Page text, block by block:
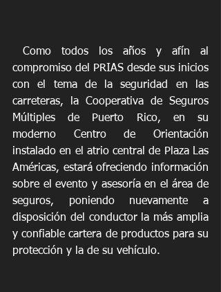
compromiso del PRIAS desde sus inicios
con el tema de la seguridad en las
carreteras, la Cooperativa de Seguros
Múltiples de Puerto Rico, en su
moderno Centro de Orientación
instalado en el atrio central de Plaza Las
Américas, estará ofreciendo información
sobre el evento y asesoría en el área de
seguros, poniendo nuevamente a
disposición del conductor la más amplia
y confiable cartera de productos para su
protección y la de su vehículo.